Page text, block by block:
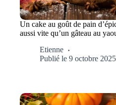
Un cake au goût de pain
aussi vite qu’un gâteau au
Etienne
Publié le 9 octobre